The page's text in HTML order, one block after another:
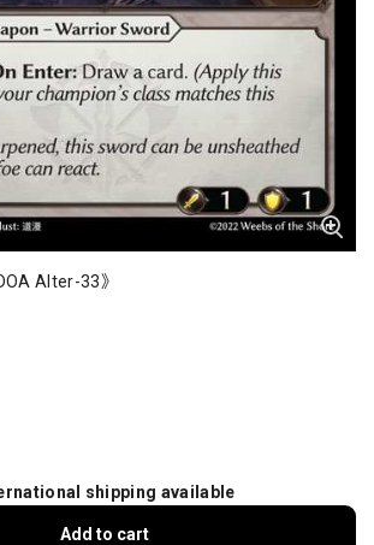
Alter-33》
shipping available
Add to cart